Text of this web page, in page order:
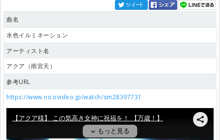
曲名
水色イルミネーション
アーティスト名
アクア（雨宮天）
参考URL
https://www.nicovideo.jp/watch/sm28397731